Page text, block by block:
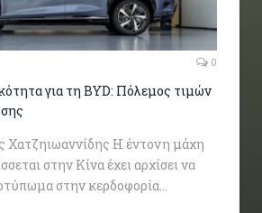
0
για τη BYD: Πόλεμος τιμών
Χατζηιωαννίδης Η έντονη μάχη
στην Κίνα έχει αρχίσει να
στην κερδοφορία…